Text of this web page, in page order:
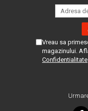
Vreau sa
magazinului.
Confidentialitate